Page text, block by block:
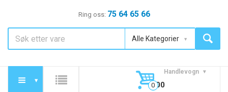
Ring oss: 75 64 65 66
Alle Kategorier
Handlevogn
0,00